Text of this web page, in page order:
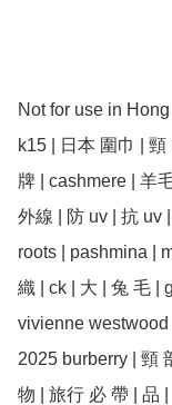
Not for use in
k15 | 日本 圍巾 |
牌 | cashmere | 羊
外線 | 防 uv | 抗 uv
roots | pashmina |
織 | ck | 大 | 兔 毛 |
vivienne westwood
2025 burberry | 頸